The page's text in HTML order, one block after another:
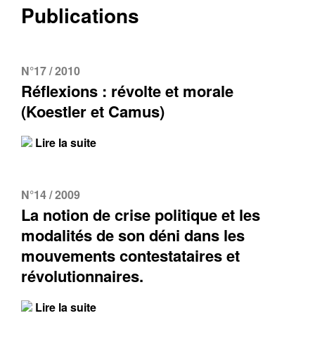
Publications
N°17 / 2010
Réflexions : révolte et morale
(Koestler et Camus)
Lire la suite
N°14 / 2009
La notion de crise politique et les
modalités de son déni dans les
mouvements contestataires et
révolutionnaires.
Lire la suite
Contacter
Récupération de l'adresse e-mail